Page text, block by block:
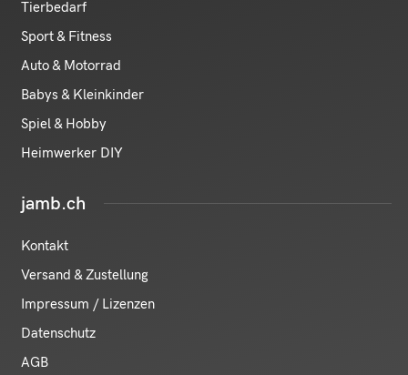
Tierbedarf
Sport & Fitness
Auto & Motorrad
Babys & Kleinkinder
Spiel & Hobby
Heimwerker DIY
jamb.ch
Kontakt
Versand & Zustellung
Impressum / Lizenzen
Datenschutz
AGB